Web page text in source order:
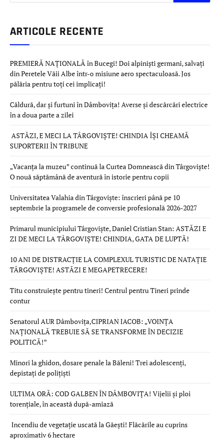
ARTICOLE RECENTE
PREMIERĂ NAȚIONALĂ în Bucegi! Doi alpiniști germani, salvați
din Peretele Văii Albe într-o misiune aero spectaculoasă. Jos
pălăria pentru toți cei implicați!
Căldură, dar și furtuni în Dâmbovița! Averse și descărcări electrice
în a doua parte a zilei
ASTĂZI, E MECI LA TÂRGOVIȘTE! CHINDIA ÎȘI CHEAMĂ
SUPORTERII ÎN TRIBUNE
„Vacanța la muzeu” continuă la Curtea Domnească din Târgoviște!
O nouă săptămână de aventură în istorie pentru copii
Universitatea Valahia din Târgoviște: înscrieri până pe 10
septembrie la programele de conversie profesională 2026-2027
Primarul municipiului Târgoviște, Daniel Cristian Stan: ASTĂZI E
ZI DE MECI LA TÂRGOVIȘTE! CHINDIA, GATA DE LUPTĂ!
10 ANI DE DISTRACȚIE LA COMPLEXUL TURISTIC DE NATAȚIE
TÂRGOVIȘTE! ASTĂZI E MEGAPETRECERE!
Titu construiește pentru tineri! Centrul pentru Tineri prinde
contur
Senatorul AUR Dâmbovița,CIPRIAN IACOB: „VOINȚA
NAȚIONALĂ TREBUIE SĂ SE TRANSFORME ÎN DECIZIE
POLITICĂ!”
Minori la ghidon, dosare penale la Băleni! Trei adolescenți,
depistați de polițiști
ULTIMA ORĂ: COD GALBEN ÎN DÂMBOVIȚA! Vijelii și ploi
torențiale, în această după-amiază
Incendiu de vegetație uscată la Găești! Flăcările au cuprins
aproximativ 6 hectare